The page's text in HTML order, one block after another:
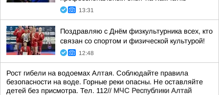
13:31
Поздравляю с Днём физкультурника всех, кто
связан со спортом и физической культурой!
12:48
Рост гибели на водоемах Алтая. Соблюдайте правила
безопасности на воде. Горные реки опасны. Не оставляйте
детей без присмотра. Тел. 112// МЧС Республики Алтай